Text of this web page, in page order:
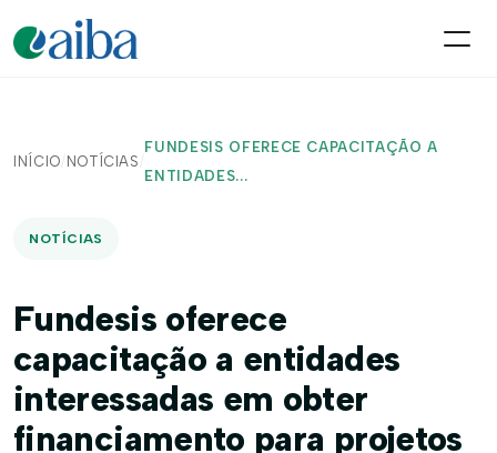
INÍCIO/ NOTÍCIAS /
FUNDESIS OFERECE CAPACITAÇÃO A
ENTIDADES...
NOTÍCIAS
Fundesis oferece
capacitação a entidades
interessadas em obter
financiamento para projetos